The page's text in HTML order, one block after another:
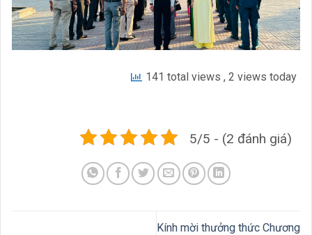
141 total views , 2 views today
5/5 - (2 đánh giá)
Kính mời thưởng thức Chương